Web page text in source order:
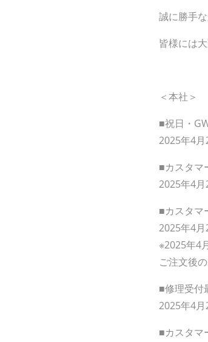
誠に勝手
皆様には
＜本社＞
■祝日・
2025年4
■カスタマ
2025年4
■カスタマ
2025年4
※2025年4
ご注文後
■修理受付
2025年4月
■カスタマ